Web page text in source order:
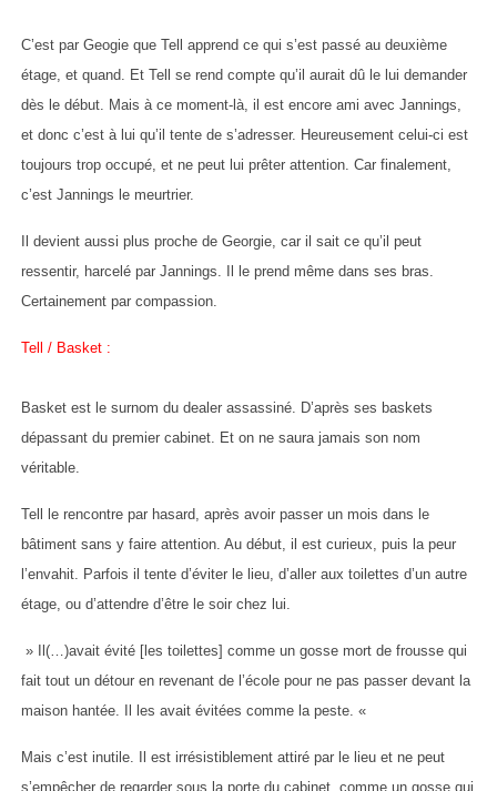
C’est par Geogie que Tell apprend ce qui s’est passé au deuxième
étage, et quand. Et Tell se rend compte qu’il aurait dû le lui demander
dès le début. Mais à ce moment-là, il est encore ami avec Jannings,
et donc c’est à lui qu’il tente de s’adresser. Heureusement celui-ci est
toujours trop occupé, et ne peut lui prêter attention. Car finalement,
c’est Jannings le meurtrier.
Il devient aussi plus proche de Georgie, car il sait ce qu’il peut
ressentir, harcelé par Jannings. Il le prend même dans ses bras.
Certainement par compassion.
Tell / Basket :
Basket est le surnom du dealer assassiné. D’après ses baskets
dépassant du premier cabinet. Et on ne saura jamais son nom
véritable.
Tell le rencontre par hasard, après avoir passer un mois dans le
bâtiment sans y faire attention. Au début, il est curieux, puis la peur
l’envahit. Parfois il tente d’éviter le lieu, d’aller aux toilettes d’un autre
étage, ou d’attendre d’être le soir chez lui.
» Il(…)avait évité [les toilettes] comme un gosse mort de frousse qui
fait tout un détour en revenant de l’école pour ne pas passer devant la
maison hantée. Il les avait évitées comme la peste. «
Mais c’est inutile. Il est irrésistiblement attiré par le lieu et ne peut
s’empêcher de regarder sous la porte du cabinet, comme un gosse qui